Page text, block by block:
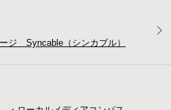
ジ Syncable（シンカブル）